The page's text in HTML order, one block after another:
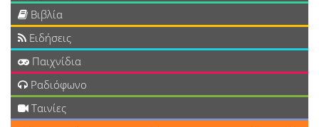
Βιβλία
Ειδήσεις
Παιχνίδια
Ραδιόφωνο
Ταινίες